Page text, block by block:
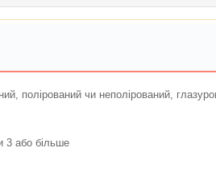
полiрований чи неполiрований,
3 або бiльше